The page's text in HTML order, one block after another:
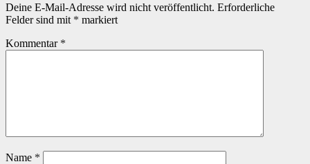
Deine E-Mail-Adresse wird nicht veröffentlicht. Erforderliche
Felder sind mit * markiert
Kommentar *
Name *